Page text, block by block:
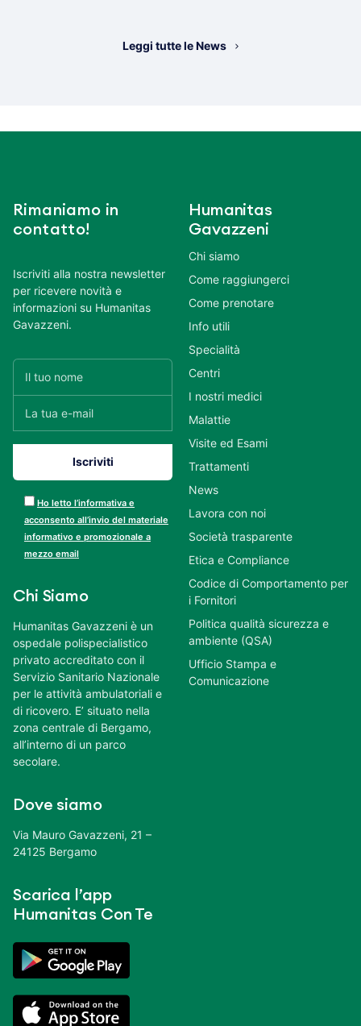
Leggi tutte le News
Rimaniamo in
contatto!
Iscriviti alla nostra newsletter
per ricevere novità e
informazioni su Humanitas
Gavazzeni.
Ho letto l’informativa e
acconsento all’invio del materiale
informativo e promozionale a
mezzo email
Chi Siamo
Humanitas Gavazzeni è un
ospedale polispecialistico
privato accreditato con il
Servizio Sanitario Nazionale
per le attività ambulatoriali e
di ricovero. E’ situato nella
zona centrale di Bergamo,
all’interno di un parco
secolare.
Dove siamo
Via Mauro Gavazzeni, 21 –
24125 Bergamo
Scarica l’app
Humanitas Con Te
Humanitas
Gavazzeni
Chi siamo
Come raggiungerci
Come prenotare
Info utili
Specialità
Centri
I nostri medici
Malattie
Visite ed Esami
Trattamenti
News
Lavora con noi
Società trasparente
Etica e Compliance
Codice di Comportamento per
i Fornitori
Politica qualità sicurezza e
ambiente (QSA)
Ufficio Stampa e
Comunicazione